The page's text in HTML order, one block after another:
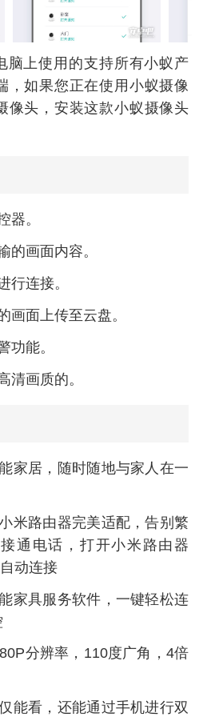
脑上使用的支持所有小蚁产
，如果您正在使用小蚁摄像
像头，安装这款小蚁摄像头
器。
的画面内容。
行连接。
画面上传至云盘。
功能。
清画质的。
家居，随时随地与家人在一
米路由器完美适配，告别繁
通电话，打开小米路由器
动连接
家具服务软件，一键轻松连
分辨率，110度广角，4倍
能看，还能通过手机进行双